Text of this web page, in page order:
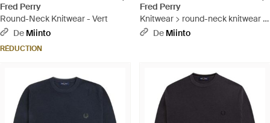
Fred Perry
Round-Neck Knitwear - Vert
De Miinto
RÉDUCTION
Fred Perry
Knitwear > round-neck knitwear -
Blanc
De Miinto